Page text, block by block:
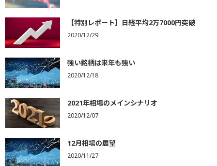
【特別レポート】日経平均2万7000円突破
2020/12/29
強い銘柄は来年も強い
2020/12/18
2021年相場のメインシナリオ
2020/12/07
12月相場の展望
2020/11/27